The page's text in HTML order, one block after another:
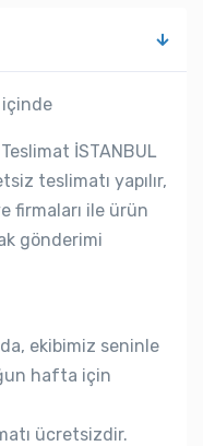
Teslimat İSTANBUL
teslimatı yapılır,
firmaları ile ürün
gönderimi
ekibimiz seninle
hafta için
ücretsizdir.